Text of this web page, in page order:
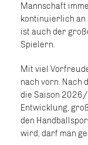
Mannschaft
kontinuierlich
ist auch der
Spielern.
Mit viel
nach vorn. Nach
die Saison
Entwicklung,
den
wird, darf man